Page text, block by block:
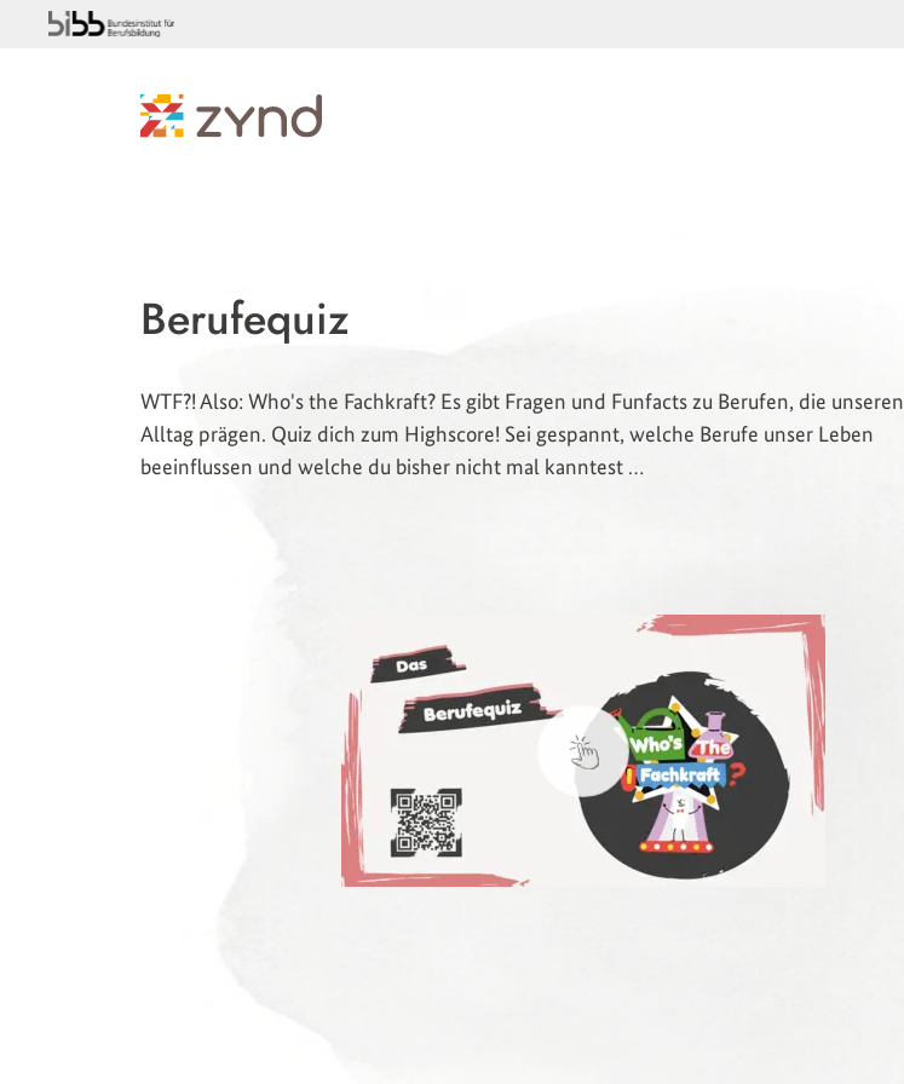
Berufequiz
WTF?! Also: Who's the Fachkraft? Es gibt Fragen und Funfacts zu Berufen, die unseren
Alltag prägen. Quiz dich zum Highscore! Sei gespannt, welche Berufe unser Leben
beeinflussen und welche du bisher nicht mal kanntest …